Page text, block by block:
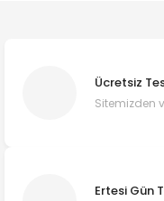
Ücretsiz
Sitemizden
Ertesi Gün